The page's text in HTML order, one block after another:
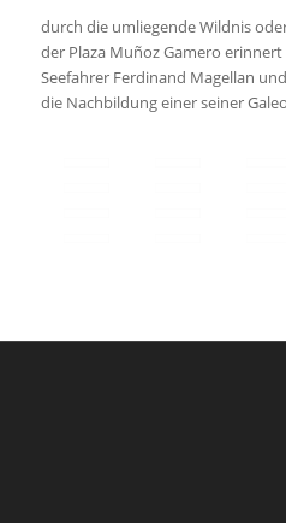
durch die umliegende Wildnis
der Plaza Muñoz Gamero
Seefahrer Ferdinand Magellan
die Nachbildung einer seiner